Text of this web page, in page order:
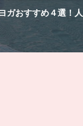
ガおすすめ４選！人